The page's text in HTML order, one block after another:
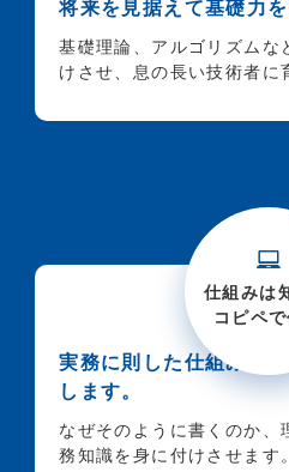
将来を見据えて基礎力を
基礎理論、アルゴリズムな
けさせ、息の長い技術者に
仕組みは
コピペ
実務に則した仕組みを
します。
なぜそのように書くのか、
務知識を身に付けさせます。